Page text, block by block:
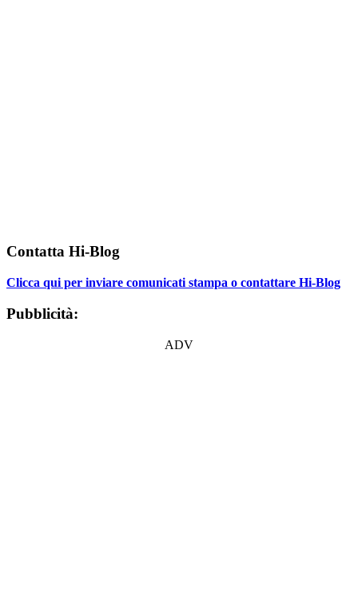
Contatta Hi-Blog
Clicca qui per inviare comunicati stampa o contattare Hi-Blog
Pubblicità:
ADV